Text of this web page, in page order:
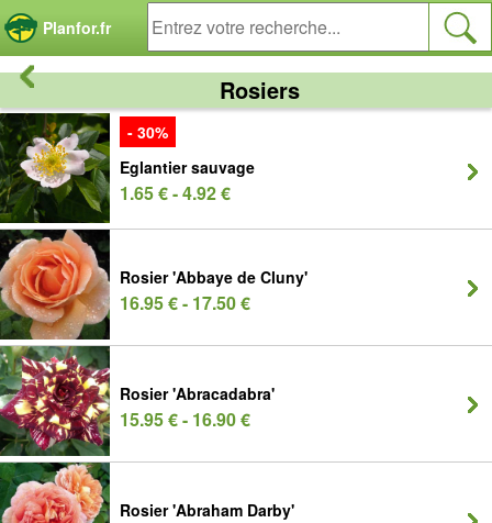
Planfor.fr
Rosiers
- 30%
Eglantier sauvage
1.65 € - 4.92 €
Rosier 'Abbaye de Cluny'
16.95 € - 17.50 €
Rosier 'Abracadabra'
15.95 € - 16.90 €
Rosier 'Abraham Darby'
Panneau de gestion des cookies